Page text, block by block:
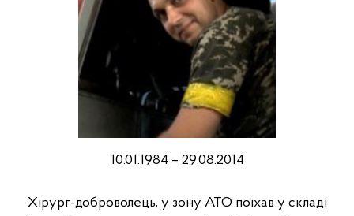
10.01.1984 – 29.08.2014
Xірург-доброволець, у зону АТО поїхав у складі